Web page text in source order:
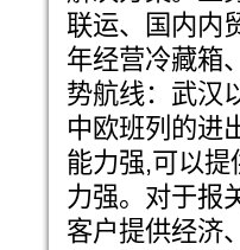
联运、国内内
年经营冷藏箱
势航线：武汉
中欧班列的进
能力强,可以
力强。对于报
客户提供经济